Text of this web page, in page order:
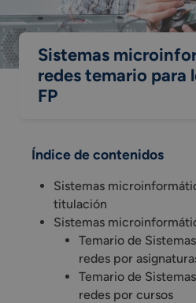
Sistemas
redes temario para
FP
Índice de contenidos
Sistemas
titulación
Sistemas
Temario de
redes por
Temario de
redes por cursos